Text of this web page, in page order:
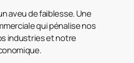
aveu de faiblesse. Une
qui pénalise nos
industries et notre